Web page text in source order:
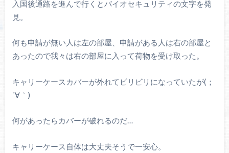
入国後通路を進んで行くとバイオセキュリティの文字を発
見。
何も申請が無い人は左の部屋、申請がある人は右の部屋と
あったので我々は右の部屋に入って荷物を受け取った。
キャリーケースカバーが外れてビリビリになっていたが(；
´∀｀ )
何があったらカバーが破れるのだ…
キャリーケース自体は大丈夫そうで一安心。